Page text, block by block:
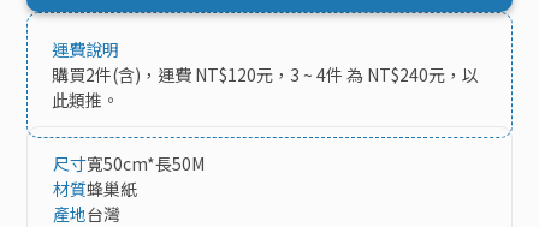
運費說明
購買2件(含)，運費 NT$120元，3 ~ 4件 為 NT$240元，以
此類推。
尺寸寬50cm*長50M
材質蜂巢紙
產地台灣